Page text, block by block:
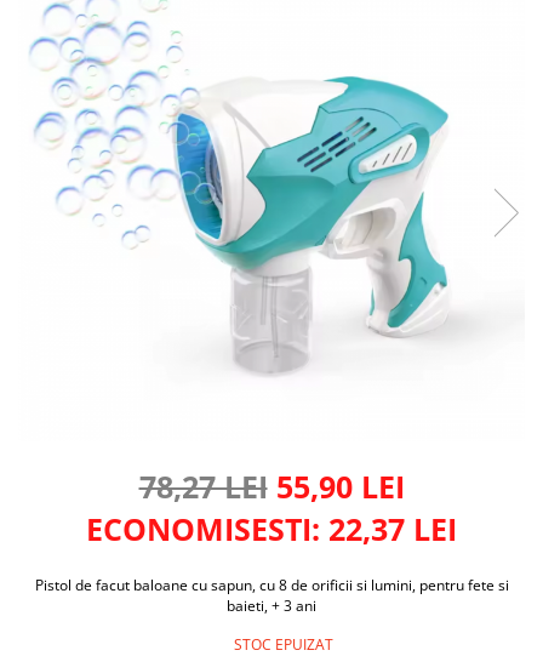
78,27 LEI 55,90 LEI
ECONOMISESTI: 22,37 LEI
Pistol de facut baloane cu sapun, cu 8 de orificii si lumini, pentru fete si
baieti, + 3 ani
STOC EPUIZAT